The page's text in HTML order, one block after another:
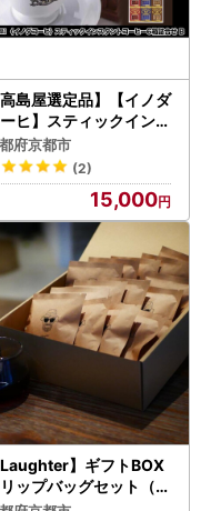
高島屋選定品】【イノダ
ヒ】スティックインス
トコーヒー6箱詰合せ
府京都市
(2)
15,000
Laughter】ギフトBOX
リップバッグセット（3